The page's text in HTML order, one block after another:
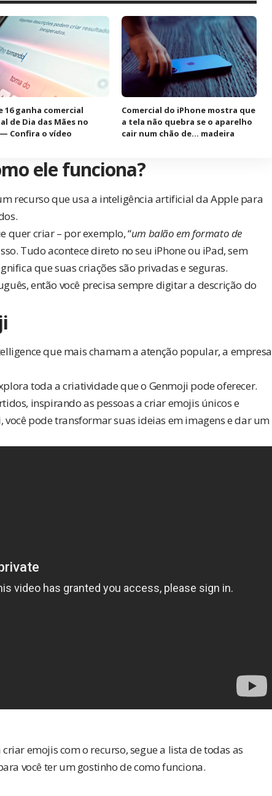
16 ganha comercial
de Dia das Mães no
Confira o vídeo
Comercial do iPhone mostra que
a tela não quebra se o aparelho
cair num chão de… madeira
ele funciona?
recurso que usa a inteligência artificial da Apple para
quer criar – por exemplo, “um balão em formato de
Tudo acontece direto no seu iPhone ou iPad, sem
que suas criações são privadas e seguras.
então você precisa sempre digitar a descrição do
que mais chamam a atenção popular, a empresa
toda a criatividade que o Genmoji pode oferecer.
inspirando as pessoas a criar emojis únicos e
você pode transformar suas ideias em imagens e dar um
emojis com o recurso, segue a lista de todas as
você ter um gostinho de como funciona.